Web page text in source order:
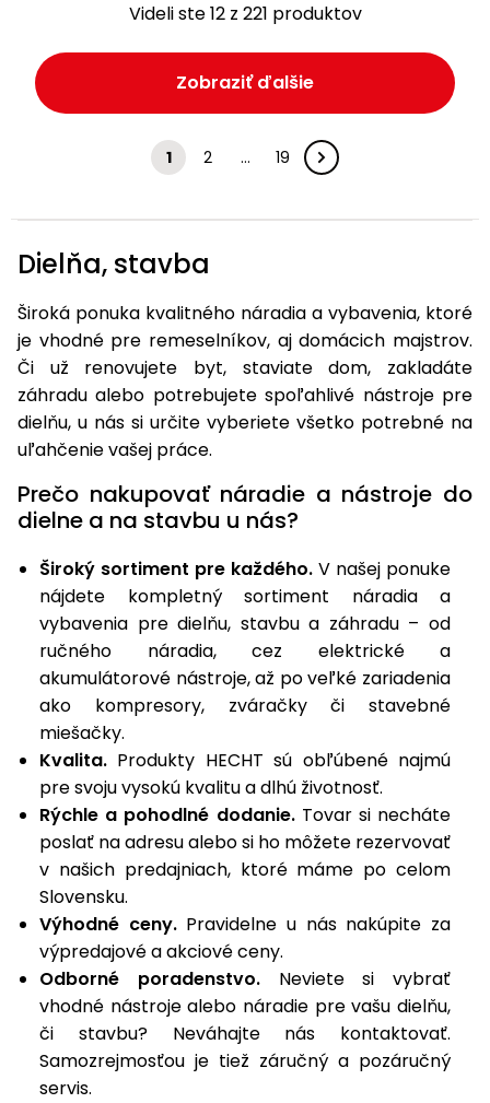
Videli ste 12 z 221 produktov
Zobraziť ďalšie
1 2 … 19
Dielňa, stavba
Široká ponuka kvalitného náradia a vybavenia, ktoré
je vhodné pre remeselníkov, aj domácich majstrov.
Či už renovujete byt, staviate dom, zakladáte
záhradu alebo potrebujete spoľahlivé nástroje pre
dielňu, u nás si určite vyberiete všetko potrebné na
uľahčenie vašej práce.
Prečo nakupovať náradie a nástroje do
dielne a na stavbu u nás?
Široký sortiment pre každého. V našej ponuke
nájdete kompletný sortiment náradia a
vybavenia pre dielňu, stavbu a záhradu – od
ručného náradia, cez elektrické a
akumulátorové nástroje, až po veľké zariadenia
ako kompresory, zváračky či stavebné
miešačky.
Kvalita. Produkty HECHT sú obľúbené najmú
pre svoju vysokú kvalitu a dlhú životnosť.
Rýchle a pohodlné dodanie.Tovar si necháte
poslať na adresu alebo si ho môžete rezervovať
v našich predajniach, ktoré máme po celom
Slovensku.
Výhodné ceny. Pravidelne u nás nakúpite za
výpredajové a akciové ceny.
Odborné poradenstvo.Neviete si vybrať
vhodné nástroje alebo náradie pre vašu dielňu,
či stavbu? Neváhajte nás kontaktovať.
Samozrejmosťou je tiež záručný a pozáručný
servis.